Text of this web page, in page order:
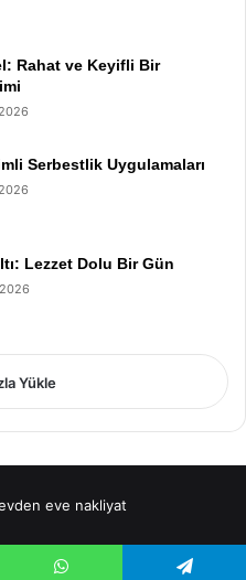
Rahat ve Keyifli Bir
Serbestlik Uygulamaları
Lezzet Dolu Bir Gün
Yükle
eve nakliyat